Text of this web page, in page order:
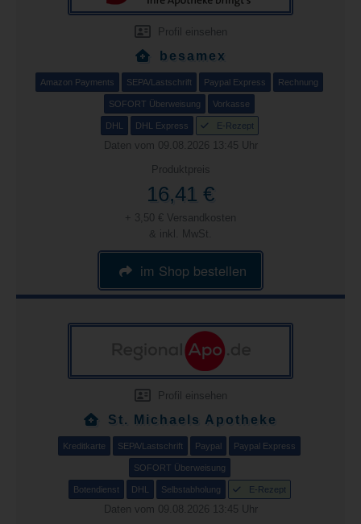
Profil einsehen
besamex
Amazon Payments SEPA/Lastschrift Paypal Express Rechnung
SOFORT Überweisung Vorkasse
DHL DHL Express E-Rezept
Daten vom 09.08.2026 13:45 Uhr
Produktpreis
16,41 €
+ 3,50 € Versandkosten
& inkl. MwSt.
im Shop bestellen
Profil einsehen
St. Michaels Apotheke
Kreditkarte SEPA/Lastschrift Paypal Paypal Express
SOFORT Überweisung
Botendienst DHL Selbstabholung E-Rezept
Daten vom 09.08.2026 13:45 Uhr